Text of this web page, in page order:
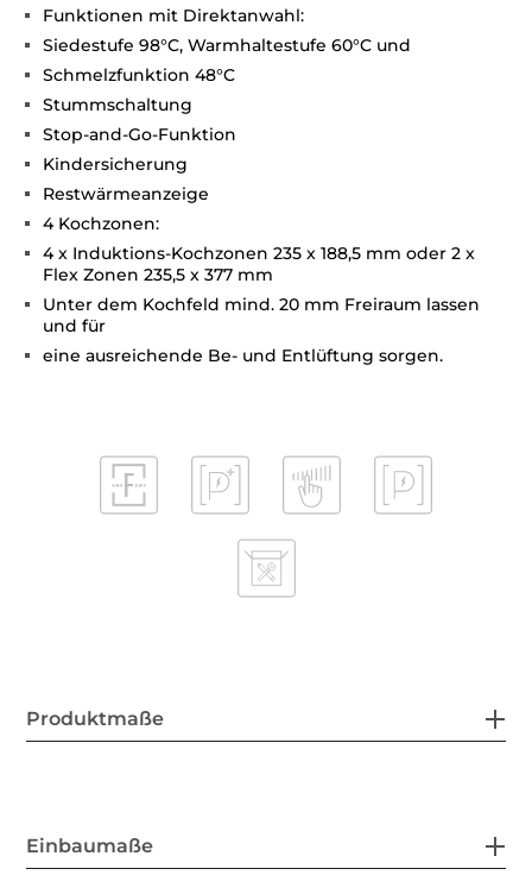
Funktionen mit Direktanwahl:
Siedestufe 98°C, Warmhaltestufe 60°C und
Schmelzfunktion 48°C
Stummschaltung
Stop-and-Go-Funktion
Kindersicherung
Restwärmeanzeige
4 Kochzonen:
4 x Induktions-Kochzonen 235 x 188,5 mm oder 2 x
Flex Zonen 235,5 x 377 mm
Unter dem Kochfeld mind. 20 mm Freiraum lassen
und für
eine ausreichende Be- und Entlüftung sorgen.
Produktmaße
Einbaumaße